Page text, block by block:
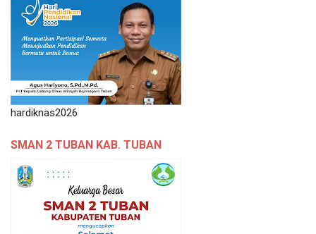
hardiknas2026
SMAN 2 TUBAN KAB. TUBAN